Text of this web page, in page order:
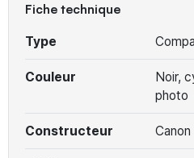
Fiche technique
Type
Couleur
Noir,
photo
Constructeur Canon